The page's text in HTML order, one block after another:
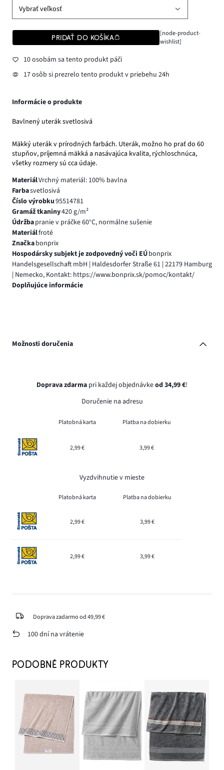
Vybrať veľkosť
PRIDAŤ DO KOŠÍKA
[node-product-
wishlist]
10 osobám sa tento produkt páči
17 osôb si prezrelo tento produkt v priebehu 24h
Informácie o produkte
Bavlnený uterák svetlosivá
Mäkký uterák v prírodných farbách. Uterák, možno ho prať do 60
stupňov, príjemná mäkká a nasávajúca kvalita, rýchloschnúca,
všetky rozmery sú cca údaje.
MateriálVrchný materiál: 100% bavlna
Farbasvetlosivá
Číslo výrobku95514781
Gramáž tkaniny420 g/m²
Údržbapranie v práčke 60°C, normálne sušenie
Materiálfroté
Značkabonprix
Hospodársky subjekt je zodpovedný voči EÚbonprix
Handelsgesellschaft mbH | Haldesdorfer Straße 61 | 22179 Hamburg
| Nemecko, Kontakt: https://www.bonprix.sk/pomoc/kontakt/
Doplňujúce informácie
Možnosti doručenia
Doprava zdarma pri každej objednávkeod 34,99 €!
Doručenie na adresu
Platobná karta Platba na dobierku
2,99 € 3,99 €
Vyzdvihnutie v mieste
Platobná karta Platba na dobierku
2,99 € 3,99 €
2,99 € 3,99 €
Doprava zadarmo od 49,99 €
100 dní na vrátenie
PODOBNÉ PRODUKTY